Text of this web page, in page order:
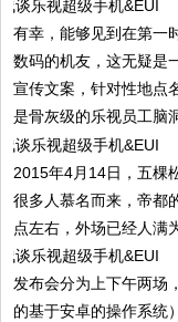
有幸，能够见到在第一
数码的机友，这无疑是
宣传文案，针对性地点
是骨灰级的乐视员工脑
2015年4月14日，五
很多人慕名而来，帝都
点左右，外场已经人满
发布会分为上下午两场
的基于安卓的操作系统